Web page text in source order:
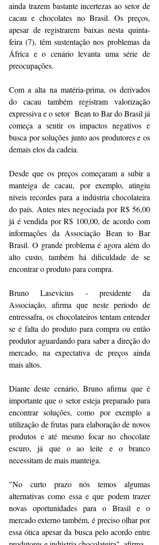
ainda trazem bastante incertezas ao setor de
cacau e chocolates no Brasil. Os preços,
apesar de registrarem baixas nesta quinta-
feira (7), têm sustentação nos problemas da
África e o cenário levanta uma série de
preocupações.
Com a alta na matéria-prima, os derivados
do cacau também registram valorização
expressiva e o setor  Bean to Bar do Brasil já
começa a sentir os impactos negativos e
busca por soluções junto aos produtores e os
demais elos da cadeia.
Desde que os preços começaram a subir a
manteiga de cacau, por exemplo, atingiu
níveis recordes para a indústria chocolateira
do país. Antes ntes negociada por R$ 56,00
já é vendida por R$ 100,00, de acordo com
informações da Associação Bean to Bar
Brasil. O grande problema é agora além do
alto custo, também há dificuldade de se
encontrar o produto para compra.
Bruno Lasevicius - presidente da
Associação, afirma que neste período de
entressafra, os chocolateiros tentam entender
se é falta do produto para compra ou então
produtor aguardando para saber a direção do
mercado, na expectativa de preços ainda
mais altos.
Diante deste cenário, Bruno afirma que é
importante que o setor esteja preparado para
encontrar soluções, como por exemplo a
utilização de frutas para elaboração de novos
produtos e até mesmo focar no chocolate
escuro, já que o ao leite e o branco
necessitam de mais manteiga.
"No curto prazo nós temos algumas
alternativas como essa e que podem trazer
novas oportunidades para o Brasil e o
mercado externo também, é preciso olhar por
essa ótica apesar da busca pelo acordo entre